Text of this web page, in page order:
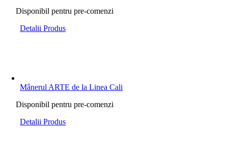
Disponibil pentru pre-comenzi
Detalii Produs
Mânerul ARTE de la Linea Cali
Disponibil pentru pre-comenzi
Detalii Produs